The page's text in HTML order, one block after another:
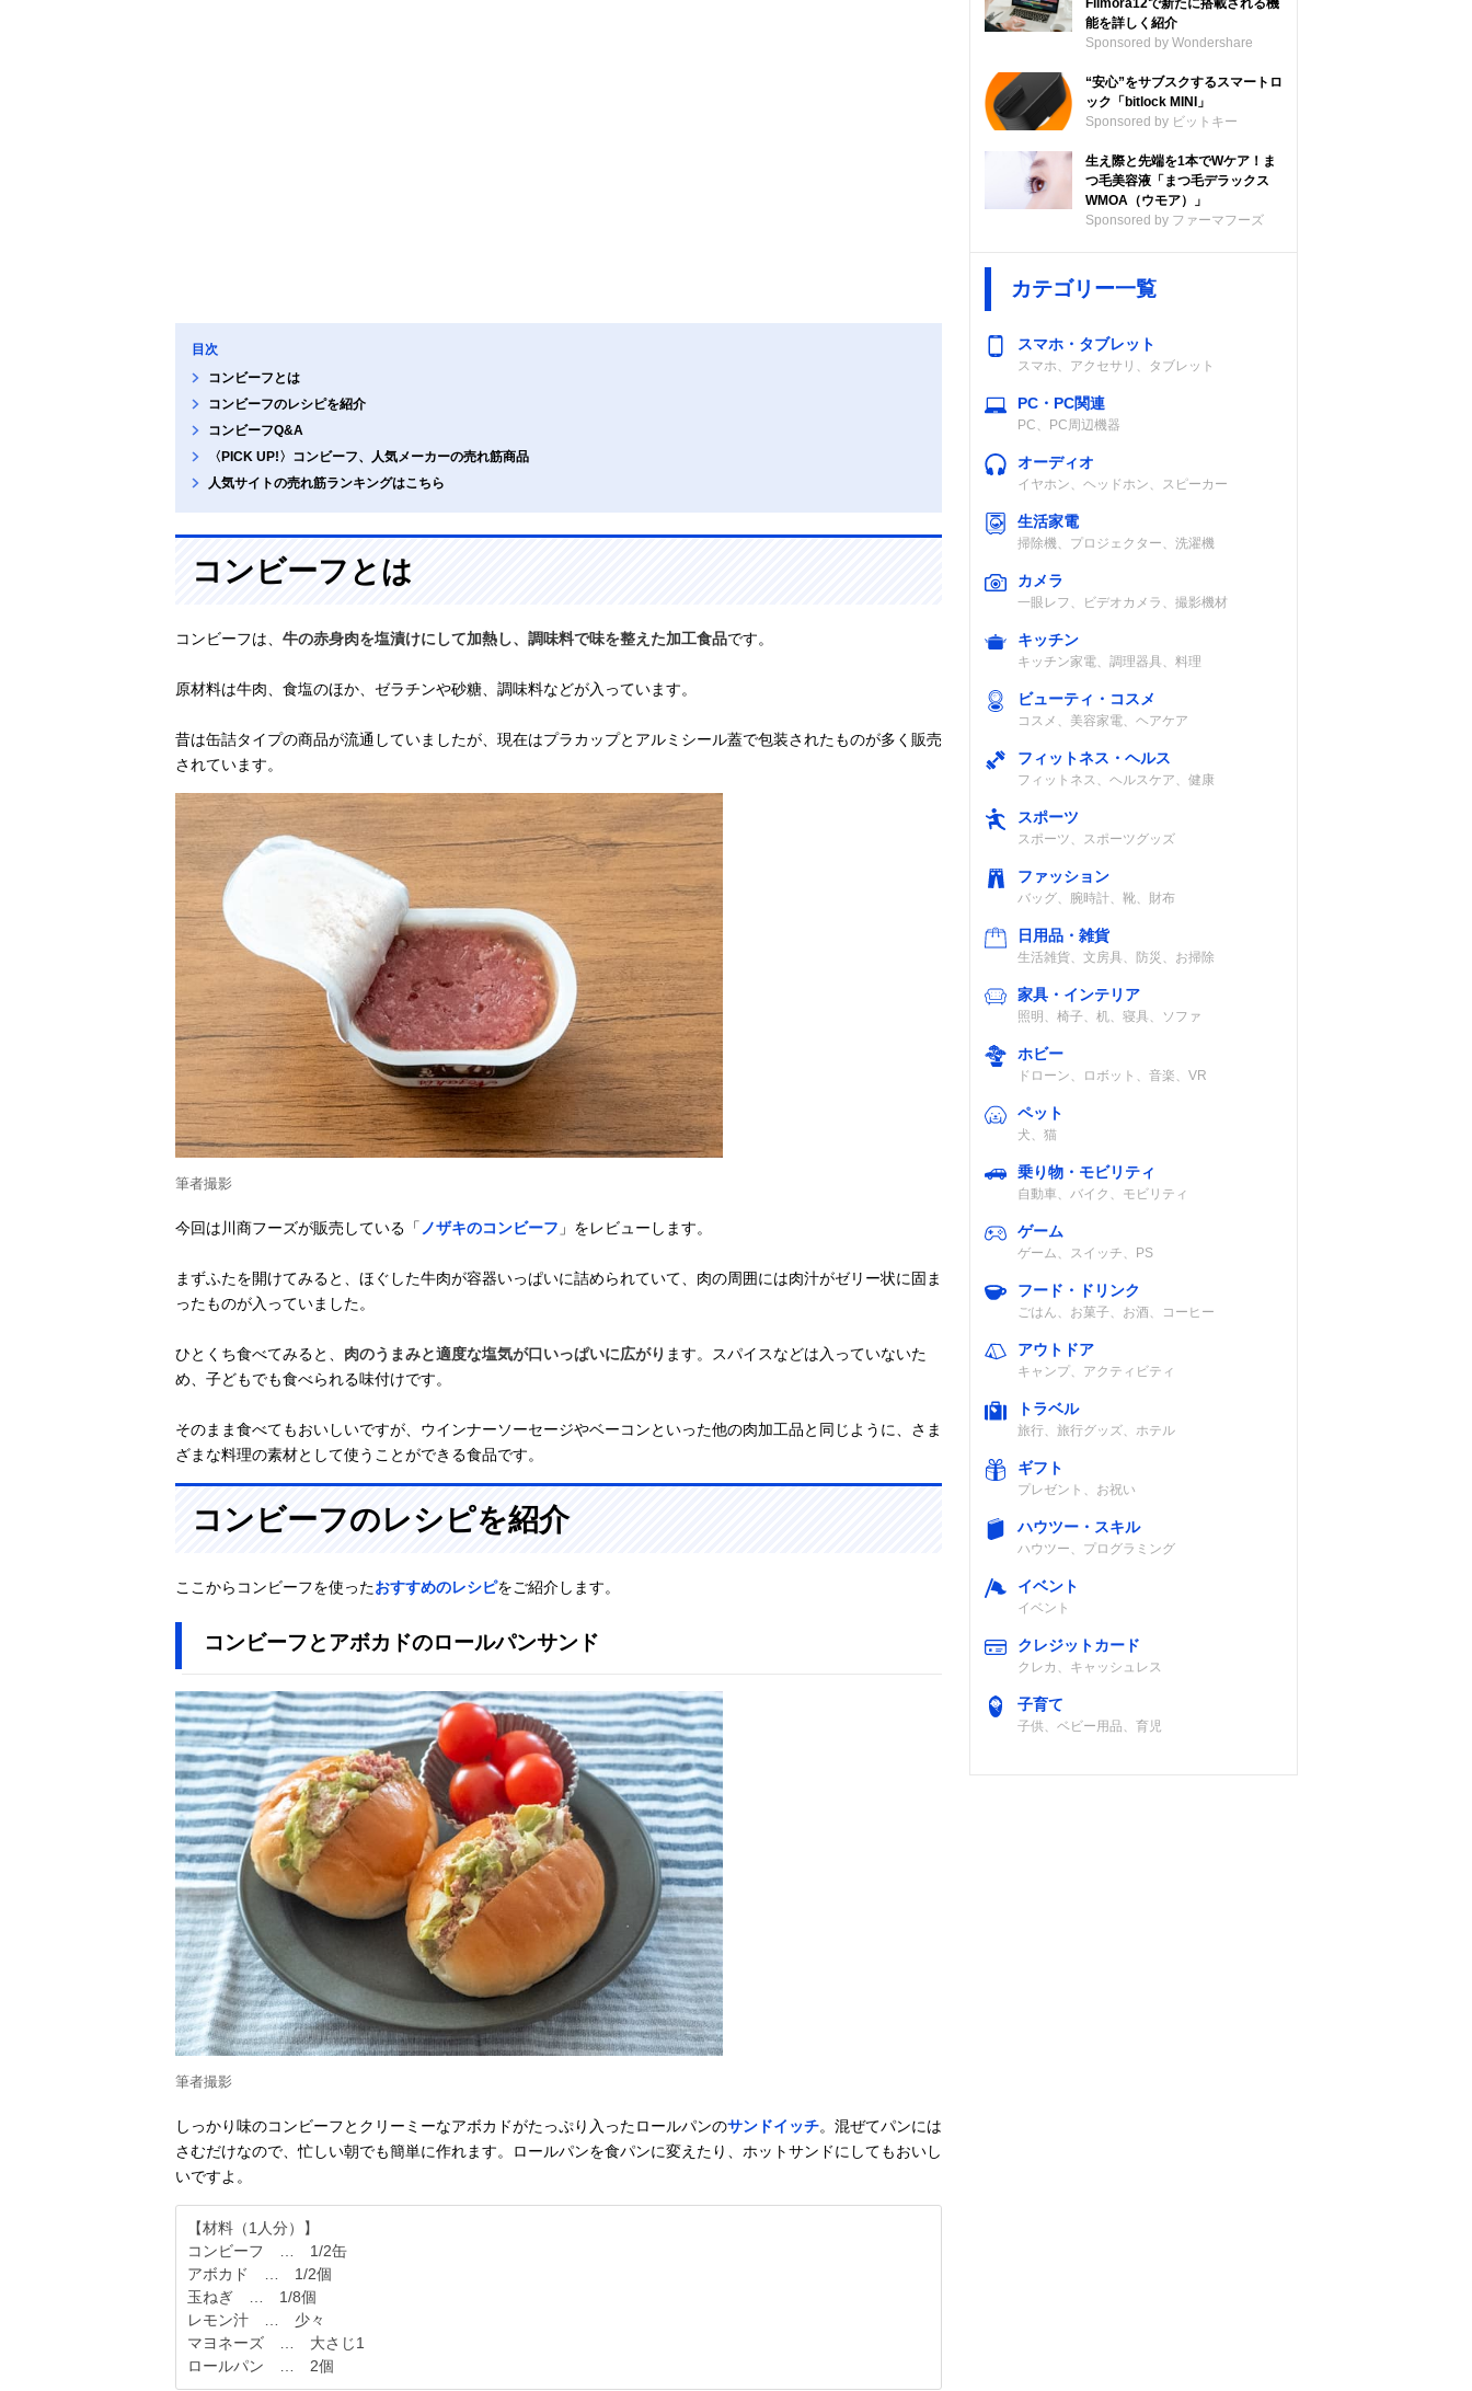
目次
コンビーフとは
コンビーフのレシピを紹介
コンビーフQ&A
〈PICK UP!〉コンビーフ、人気メーカーの売れ筋商品
人気サイトの売れ筋ランキングはこちら
コンビーフとは
コンビーフは、 牛の赤身肉を塩漬けにして加熱し、調味料で味を整えた加工食品です。
原材料は牛肉、食塩のほか、ゼラチンや砂糖、調味料などが入っています。
昔は缶詰タイプの商品が流通していましたが、現在はプラカップとアルミシール蓋で包装されたものが多く販売
されています。
筆者撮影
今回は川商フーズが販売している「 ノザキのコンビーフ 」をレビューします。
まずふたを開けてみると、ほぐした牛肉が容器いっぱいに詰められていて、肉の周囲には肉汁がゼリー状に固ま
ったものが入っていました。
ひとくち食べてみると、 肉のうまみと適度な塩気が口いっぱいに広がり ます。スパイスなどは入っていないた
め、子どもでも食べられる味付けです。
そのまま食べてもおいしいですが、ウインナーソーセージやベーコンといった他の肉加工品と同じように、さま
ざまな料理の素材として使うことができる食品です。
コンビーフのレシピを紹介
ここからコンビーフを使ったおすすめのレシピをご紹介します。
コンビーフとアボカドのロールパンサンド
筆者撮影
しっかり味のコンビーフとクリーミーなアボカドがたっぷり入ったロールパンのサンドイッチ。混ぜてパンには
さむだけなので、忙しい朝でも簡単に作れます。ロールパンを食パンに変えたり、ホットサンドにしてもおいし
いですよ。
【材料（1人分）】
コンビーフ … 1/2缶
アボカド … 1/2個
玉ねぎ … 1/8個
レモン汁 … 少々
マヨネーズ … 大さじ1
ロールパン … 2個
Filmora12で新たに搭載される機
能を詳しく紹介
Sponsored by Wondershare
“安心”をサブスクするスマートロ
ック「bitlock MINI」
Sponsored by ビットキー
生え際と先端を1本でWケア！ま
つ毛美容液「まつ毛デラックス
WMOA（ウモア）」
Sponsored by ファーマフーズ
カテゴリー一覧
スマホ・タブレット
スマホ、アクセサリ、タブレット
PC・PC関連
PC、PC周辺機器
オーディオ
イヤホン、ヘッドホン、スピーカー
生活家電
掃除機、プロジェクター、洗濯機
カメラ
一眼レフ、ビデオカメラ、撮影機材
キッチン
キッチン家電、調理器具、料理
ビューティ・コスメ
コスメ、美容家電、ヘアケア
フィットネス・ヘルス
フィットネス、ヘルスケア、健康
スポーツ
スポーツ、スポーツグッズ
ファッション
バッグ、腕時計、靴、財布
日用品・雑貨
生活雑貨、文房具、防災、お掃除
家具・インテリア
照明、椅子、机、寝具、ソファ
ホビー
ドローン、ロボット、音楽、VR
ペット
犬、猫
乗り物・モビリティ
自動車、バイク、モビリティ
ゲーム
ゲーム、スイッチ、PS
フード・ドリンク
ごはん、お菓子、お酒、コーヒー
アウトドア
キャンプ、アクティビティ
トラベル
旅行、旅行グッズ、ホテル
ギフト
プレゼント、お祝い
ハウツー・スキル
ハウツー、プログラミング
イベント
イベント
クレジットカード
クレカ、キャッシュレス
子育て
子供、ベビー用品、育児